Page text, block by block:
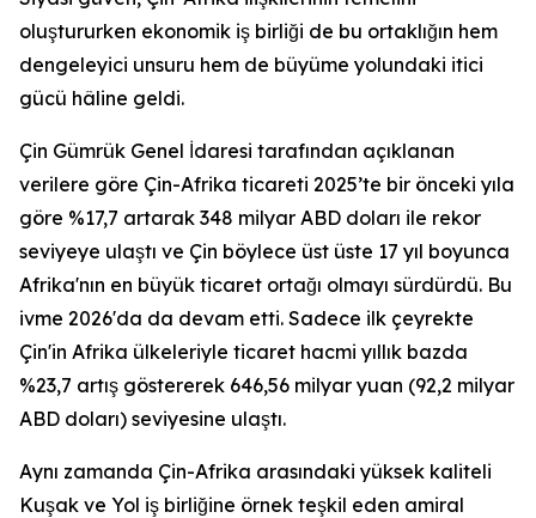
oluştururken ekonomik iş birliği de bu ortaklığın hem
dengeleyici unsuru hem de büyüme yolundaki itici
gücü hâline geldi.
Çin Gümrük Genel İdaresi tarafından açıklanan
verilere göre Çin-Afrika ticareti 2025’te bir önceki yıla
göre %17,7 artarak 348 milyar ABD doları ile rekor
seviyeye ulaştı ve Çin böylece üst üste 17 yıl boyunca
Afrika'nın en büyük ticaret ortağı olmayı sürdürdü. Bu
ivme 2026'da da devam etti. Sadece ilk çeyrekte
Çin'in Afrika ülkeleriyle ticaret hacmi yıllık bazda
%23,7 artış göstererek 646,56 milyar yuan (92,2 milyar
ABD doları) seviyesine ulaştı.
Aynı zamanda Çin-Afrika arasındaki yüksek kaliteli
Kuşak ve Yol iş birliğine örnek teşkil eden amiral